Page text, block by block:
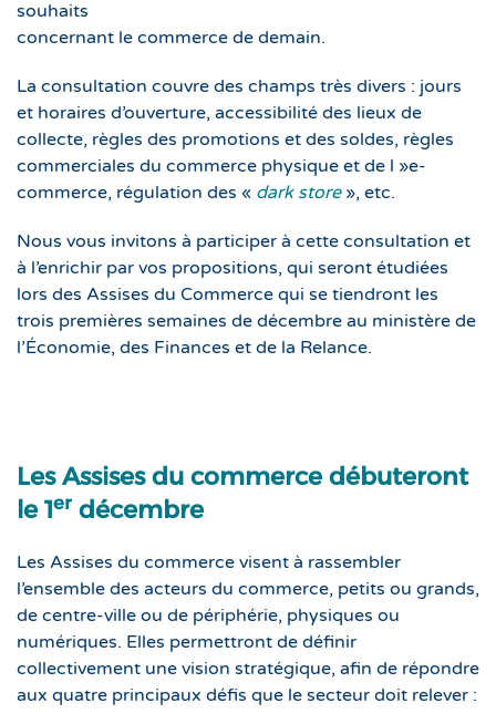
souhaits
concernant le commerce de demain.
La consultation couvre des champs très divers : jours
et horaires d’ouverture, accessibilité des lieux de
collecte, règles des promotions et des soldes, règles
commerciales du commerce physique et de l »e-
commerce, régulation des « dark store», etc.
Nous vous invitons à participer à cette consultation et
à l’enrichir par vos propositions, qui seront étudiées
lors des Assises du Commerce qui se tiendront les
trois premières semaines de décembre au ministère de
l’Économie, des Finances et de la Relance.
Les Assises du commerce débuteront
le 1er décembre
Les Assises du commerce visent à rassembler
l’ensemble des acteurs du commerce, petits ou grands,
de centre-ville ou de périphérie, physiques ou
numériques. Elles permettront de définir
collectivement une vision stratégique, afin de répondre
aux quatre principaux défis que le secteur doit relever :